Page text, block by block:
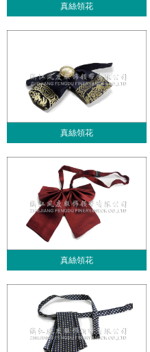
真絲領花
真絲領花
真絲領花